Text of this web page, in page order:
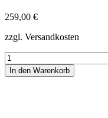
259,00 €
zzgl. Versandkosten
Heckspoiler
Highkick
Carbon
In den Warenkorb